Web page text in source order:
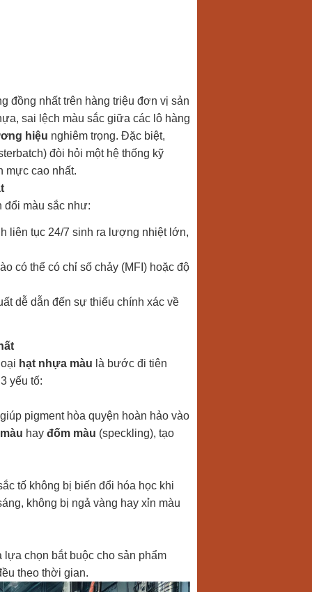
đồng nhất trên hàng triệu đơn vị sản
sai lệch màu sắc giữa các lô hàng
hiệu nghiêm trọng. Đặc biệt,
đòi hỏi một hệ thống kỹ
mực cao nhất.
đổi màu sắc như:
liên tục 24/7 sinh ra lượng nhiệt lớn,
có thể có chỉ số chảy (MFI) hoặc độ
dễ dẫn đến sự thiếu chính xác về
hạt nhựa màu là bước đi tiên
yếu tố:
pigment hòa quyện hoàn hảo vào
hay đốm màu (speckling), tạo
tố không bị biến đổi hóa học khi
không bị ngả vàng hay xỉn màu
chọn bắt buộc cho sản phẩm
theo thời gian.